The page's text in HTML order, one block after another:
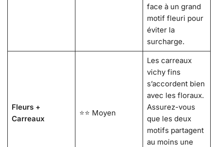
face à un grand
motif fleuri pour
éviter la
surcharge.
Fleurs +
Carreaux
⭐⭐ Moyen
Les carreaux
vichy fins
s’accordent bien
avec les floraux.
Assurez-vous
que les deux
motifs partagent
au moins une